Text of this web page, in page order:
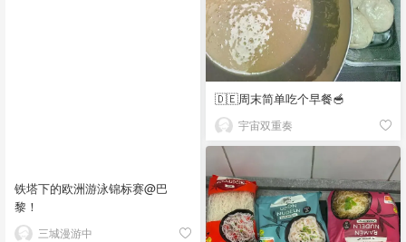
🇩🇪周末简单吃个早餐🥣
宇宙双重奏
铁塔下的欧洲游泳锦标赛@巴
黎！
三城漫游中